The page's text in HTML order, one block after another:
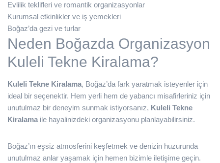
Evlilik teklifleri ve romantik organizasyonlar
Kurumsal etkinlikler ve iş yemekleri
Boğaz’da gezi ve turlar
Neden Boğazda Organizasyon
Kuleli Tekne Kiralama?
Kuleli Tekne Kiralama, Boğaz’da fark yaratmak isteyenler için
ideal bir seçenektir. Hem yerli hem de yabancı misafirleriniz için
unutulmaz bir deneyim sunmak istiyorsanız, Kuleli Tekne
Kiralama ile hayalinizdeki organizasyonu planlayabilirsiniz.
Boğaz’ın eşsiz atmosferini keşfetmek ve denizin huzurunda
unutulmaz anlar yaşamak için hemen bizimle iletişime geçin.